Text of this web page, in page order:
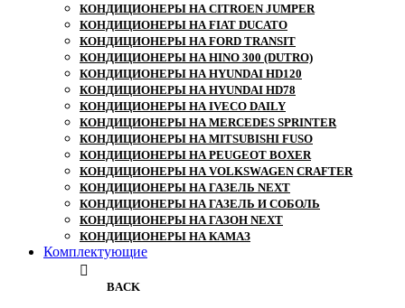
КОНДИЦИОНЕРЫ НА CITROEN JUMPER
КОНДИЦИОНЕРЫ НА FIAT DUCATO
КОНДИЦИОНЕРЫ НА FORD TRANSIT
КОНДИЦИОНЕРЫ НА HINO 300 (DUTRO)
КОНДИЦИОНЕРЫ НА HYUNDAI HD120
КОНДИЦИОНЕРЫ НА HYUNDAI HD78
КОНДИЦИОНЕРЫ НА IVECO DAILY
КОНДИЦИОНЕРЫ НА MERCEDES SPRINTER
КОНДИЦИОНЕРЫ НА MITSUBISHI FUSO
КОНДИЦИОНЕРЫ НА PEUGEOT BOXER
КОНДИЦИОНЕРЫ НА VOLKSWAGEN CRAFTER
КОНДИЦИОНЕРЫ НА ГАЗЕЛЬ NEXT
КОНДИЦИОНЕРЫ НА ГАЗЕЛЬ И СОБОЛЬ
КОНДИЦИОНЕРЫ НА ГАЗОН NEXT
КОНДИЦИОНЕРЫ НА КАМАЗ
Комплектующие
BACK